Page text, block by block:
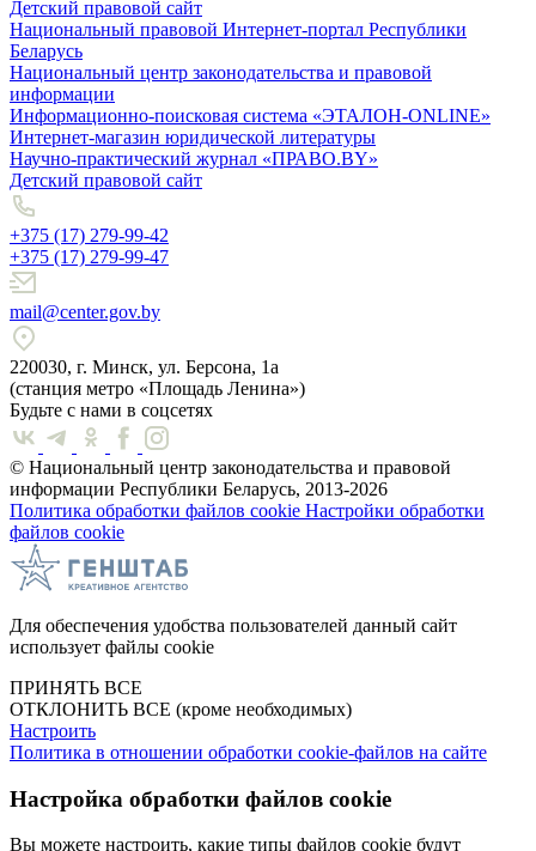
Детский правовой сайт
Национальный правовой Интернет-портал Республики
Беларусь
Национальный центр законодательства и правовой
информации
Информационно-поисковая система «ЭТАЛОН-ONLINE»
Интернет-магазин юридической литературы
Научно-практический журнал «ПРАВО.BY»
Детский правовой сайт
+375 (17) 279-99-42
+375 (17) 279-99-47
mail@center.gov.by
220030, г. Минск, ул. Берсона, 1а
(станция метро «Площадь Ленина»)
Будьте с нами в соцсетях
© Национальный центр законодательства и правовой
информации Республики Беларусь, 2013-2026
Политика обработки файлов cookie Настройки обработки
файлов cookie
Для обеспечения удобства пользователей данный сайт
использует файлы cookie
ПРИНЯТЬ ВСЕ
ОТКЛОНИТЬ ВСЕ (кроме необходимых)
Настроить
Политика в отношении обработки cookie-файлов на сайте
Настройка обработки файлов cookie
Вы можете настроить, какие типы файлов cookie будут